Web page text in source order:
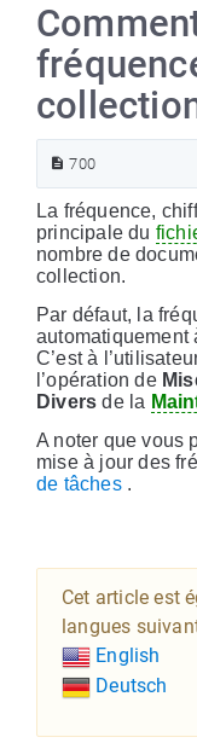
700
La fréquence,
principale du
nombre de
collection.
Par défaut, la
automatiquement
C’est à
l’opération de
Divers de la
A noter que vous
mise à jour des
de tâches.
Cet article est
langues
English
Deutsch